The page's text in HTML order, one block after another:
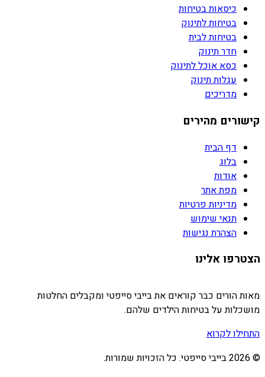
כיסאות בטיחות
בטיחות לתינוק
בטיחות לבית
חדר תינוק
כסא אוכל לתינוק
עגלות תינוק
מדריכים
קישורים מהירים
דף הבית
בלוג
אודות
מפת אתר
מדיניות פרטיות
תנאי שימוש
הצהרת נגישות
הצטרפו אלינו
מאות הורים כבר קוראים את בייבי סייפטי ומקבלים החלטות
מושכלות על בטיחות הילדים שלהם.
התחילו לקרוא
©
2026בייבי סייפטי. כל הזכויות שמורות.